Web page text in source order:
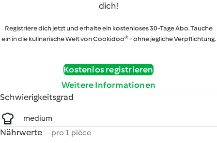
dich!
Registriere dich jetzt und erhalte ein kostenloses 30-Tage Abo. Tauche
ein in die kulinarische Welt von Cookidoo® - ohne jegliche Verpflichtung.
Kostenlos registrieren
Weitere Informationen
Schwierigkeitsgrad
medium
Nährwerte pro 1 pièce